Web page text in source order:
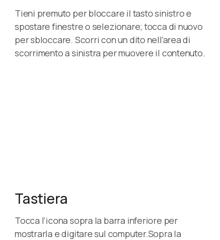
Tieni premuto per bloccare il tasto sinistro e
spostare finestre o selezionare; tocca di nuovo
per sbloccare. Scorri con un dito nell’area di
scorrimento a sinistra per muovere il contenuto.
Tastiera
Tocca l’icona sopra la barra inferiore per
mostrarla e digitare sul computer.Sopra la